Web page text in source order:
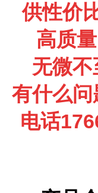
供性价
高质
无微不
有什么
电话